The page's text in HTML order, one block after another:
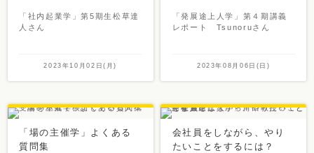
「社内起業学」第5期生松草達
人さん
2023年10月02日(月)
「発展途上人学」第４期講義
レポート Tsunoruさん
2023年08月06日(日)
「場の主催学」よくある
質問集
会社員をしながら、やり
たいことをするには？